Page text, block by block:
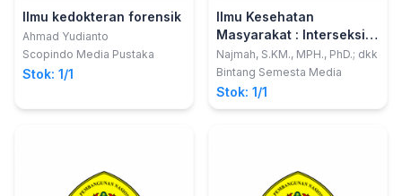
Ilmu kedokteran forensik
Ahmad Yudianto
Scopindo Media Pustaka
Stok: 1/1
Ilmu Kesehatan
Masyarakat : Interseksi
Teori & Aplikasi pada
Konteks Indonesia
Najmah, S.KM., MPH., PhD.; dkk
Bintang Semesta Media
Stok: 1/1